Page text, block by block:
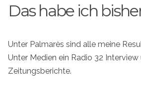
Das habe ich
Unter Palmarès sind alle meine
Unter Medien ein Radio 32
Zeitungsberichte.